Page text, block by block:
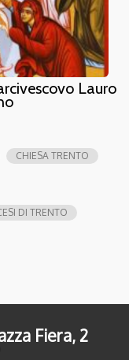
Lauro
CHIESA TRENTO
DI TRENTO
Fiera, 2